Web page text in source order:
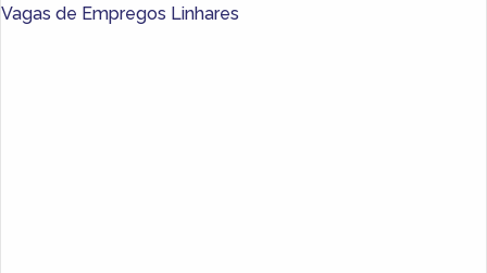
Vagas de Empregos Linhares